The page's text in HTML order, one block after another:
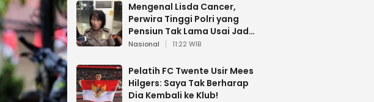
Mengenal Lisda Cancer,
Perwira Tinggi Polri yang
Pensiun Tak Lama Usai Jadi
Brigjen
Nasional 11:22 WIB
Pelatih FC Twente Usir Mees
Hilgers: Saya Tak Berharap
Dia Kembali ke Klub!